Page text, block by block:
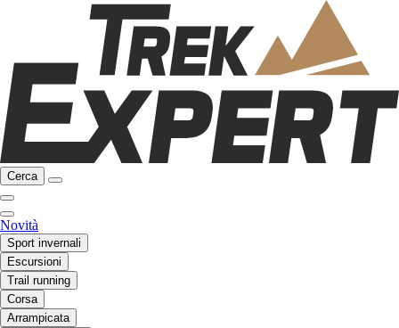
Cerca
Novità
Sport invernali
Escursioni
Trail running
Corsa
Arrampicata